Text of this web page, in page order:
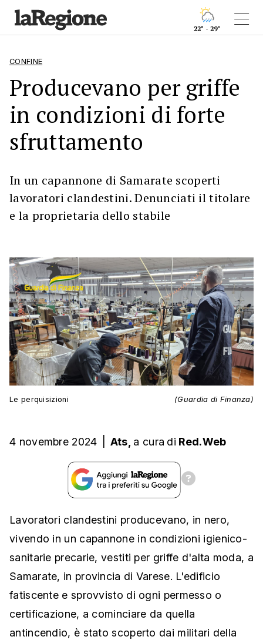
22° - 29°
CONFINE
Producevano per griffe
in condizioni di forte
sfruttamento
In un capannone di Samarate scoperti
lavoratori clandestini. Denunciati il titolare
e la proprietaria dello stabile
Le perquisizioni (Guardia di Finanza)
4 novembre 2024 Ats, a cura di Red.Web
Lavoratori clandestini producevano, in nero,
vivendo in un capannone in condizioni igienico-
sanitarie precarie, vestiti per griffe d'alta moda, a
Samarate, in provincia di Varese. L'edificio
fatiscente e sprovvisto di ogni permesso o
certificazione, a cominciare da quella
antincendio, è stato scoperto dai militari della